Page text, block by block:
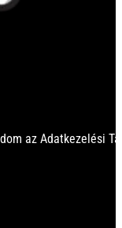
az Adatkezelési